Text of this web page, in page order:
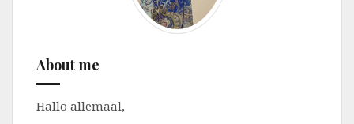
About me
Hallo allemaal,